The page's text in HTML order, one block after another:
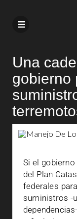
Una
gobierno
Si el
del Plan
federales
suministros -